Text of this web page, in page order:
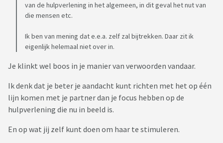
van de hulpverlening in het algemeen, in dit geval het nut van
die mensen etc.
Ik ben van mening dat e.e.a. zelf zal bijtrekken. Daar zit ik
eigenlijk helemaal niet over in.
Je klinkt wel boos in je manier van verwoorden vandaar.
Ik denk dat je beter je aandacht kunt richten met het op één
lijn komen met je partner dan je focus hebben op de
hulpverlening die nu in beeld is.
En op wat jij zelf kunt doen om haar te stimuleren.